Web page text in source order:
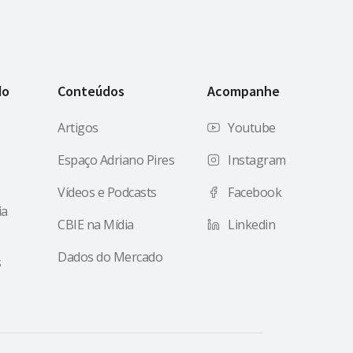
Conteúdos
Artigos
Espaço Adriano Pires
Vídeos e Podcasts
CBIE na Mídia
Dados do Mercado
Acompanhe
Youtube
Instagram
Facebook
Linkedin